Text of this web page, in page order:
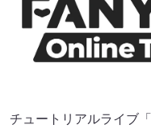
チュートリアルライブ